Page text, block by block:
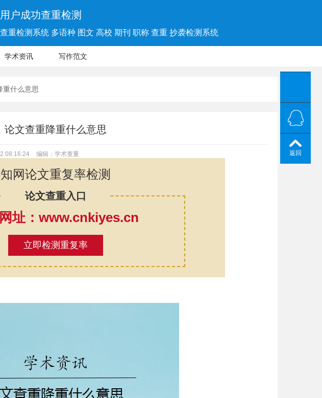
户成功查重检测
重检测系统 多语种 图文 高校 期刊 职称 查重 抄袭检测系统
学术资讯 写作范文
重什么意思
论文查重降重什么意思
08:16:24 编辑：学术查重
知网论文重复率检测
论文查重入口
址：www.cnkiyes.cn
立即检测重复率
返回